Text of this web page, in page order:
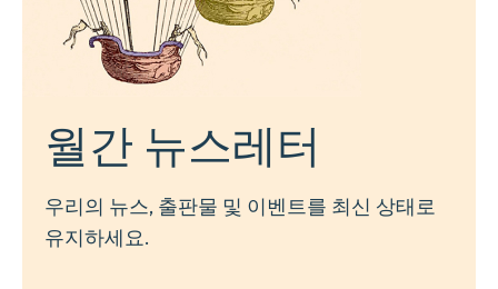
월간 뉴스레터
우리의 뉴스, 출판물 및 이벤트를 최신 상태로
유지하세요.